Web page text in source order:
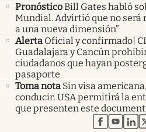
PronósticoBill Gates habló
Mundial. Advirtió que no será
a una nueva dimensión”
Alerta Oficial y confirmado|
Guadalajara y Cancún
ciudadanos que hayan
pasaporte
Toma nota Sin visa
conducir. USA permitirá la
que presenten este
abre en
abre